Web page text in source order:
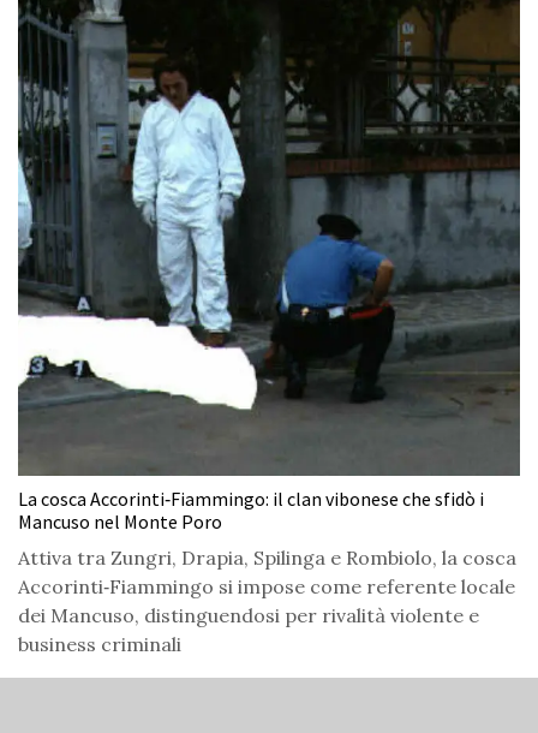
La cosca Accorinti‑Fiammingo: il clan vibonese che sfidò i
Mancuso nel Monte Poro
Attiva tra Zungri, Drapia, Spilinga e Rombiolo, la cosca
Accorinti‑Fiammingo si impose come referente locale
dei Mancuso, distinguendosi per rivalità violente e
business criminali